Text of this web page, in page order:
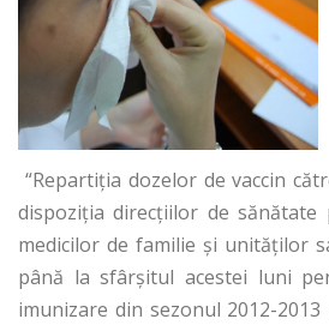
“Repartiţia dozelor de vaccin
dispoziţia direcţiilor de
medicilor de familie şi unităţilor
până la sfârşitul acestei luni
imunizare din sezonul 2012-